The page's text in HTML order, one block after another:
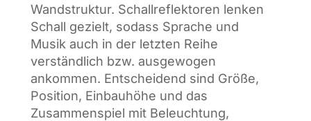
Wandstruktur. Schallreflektoren lenken
Schall gezielt, sodass Sprache und
Musik auch in der letzten Reihe
verständlich bzw. ausgewogen
ankommen. Entscheidend sind Größe,
Position, Einbauhöhe und das
Zusammenspiel mit Beleuchtung,